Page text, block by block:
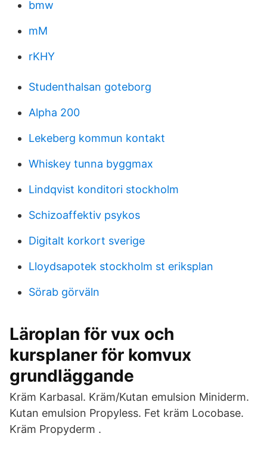
bmw
mM
rKHY
Studenthalsan goteborg
Alpha 200
Lekeberg kommun kontakt
Whiskey tunna byggmax
Lindqvist konditori stockholm
Schizoaffektiv psykos
Digitalt korkort sverige
Lloydsapotek stockholm st eriksplan
Sörab görväln
Läroplan för vux och
kursplaner för komvux
grundläggande
Kräm Karbasal. Kräm/Kutan emulsion Miniderm.
Kutan emulsion Propyless. Fet kräm Locobase.
Kräm Propyderm .